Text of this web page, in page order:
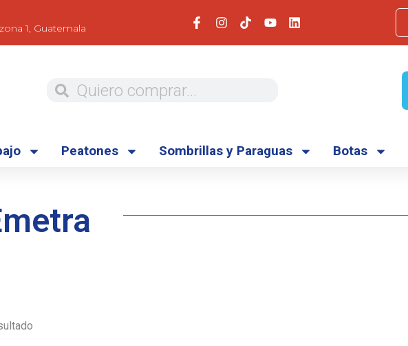
1, Guatemala
Peatones Sombrillas y Paraguas Botas